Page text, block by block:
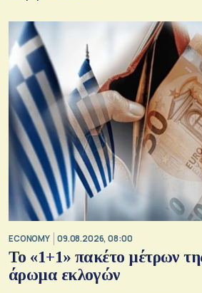
ECONOMY 09.08.2026, 08:00
Το «1+1» πακέτο μέτρων
άρωμα εκλογών